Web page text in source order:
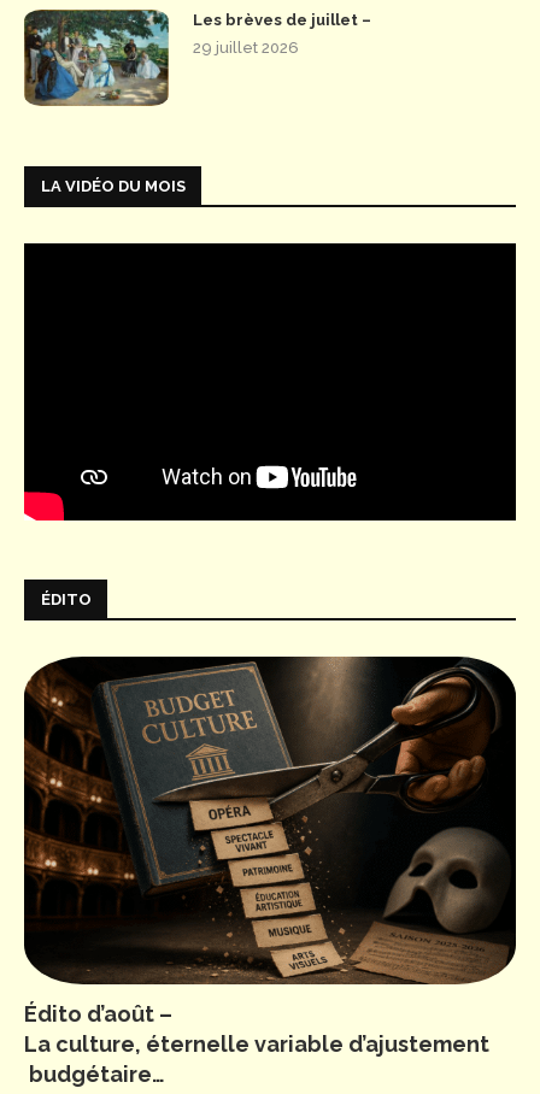
Les brèves de juillet –
29 juillet 2026
LA VIDÉO DU MOIS
ÉDITO
Édito d’août –
La culture, éternelle variable d’ajustement
budgétaire…